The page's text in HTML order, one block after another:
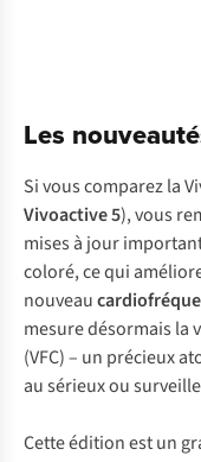
Les
Si vous comparez la
Vivoactive 5), vous
mises à jour
coloré, ce qui
nouveau
mesure désormais la
(VFC) – un précieux
au sérieux ou
Cette édition est un